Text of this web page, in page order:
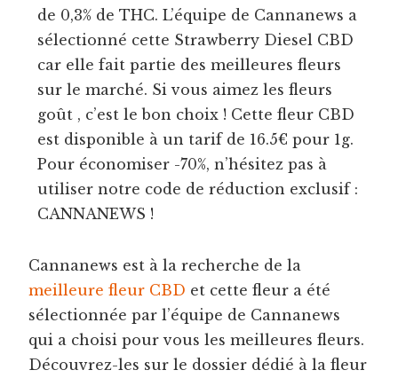
de 0,3% de THC. L’équipe de Cannanews a
sélectionné cette Strawberry Diesel CBD
car elle fait partie des meilleures fleurs
sur le marché. Si vous aimez les fleurs
goût , c’est le bon choix ! Cette fleur CBD
est disponible à un tarif de 16.5€ pour 1g.
Pour économiser -70%, n’hésitez pas à
utiliser notre code de réduction exclusif :
CANNANEWS !
Cannanews est à la recherche de la
meilleure fleur CBD et cette fleur a été
sélectionnée par l’équipe de Cannanews
qui a choisi pour vous les meilleures fleurs.
Découvrez-les sur le dossier dédié à la fleur